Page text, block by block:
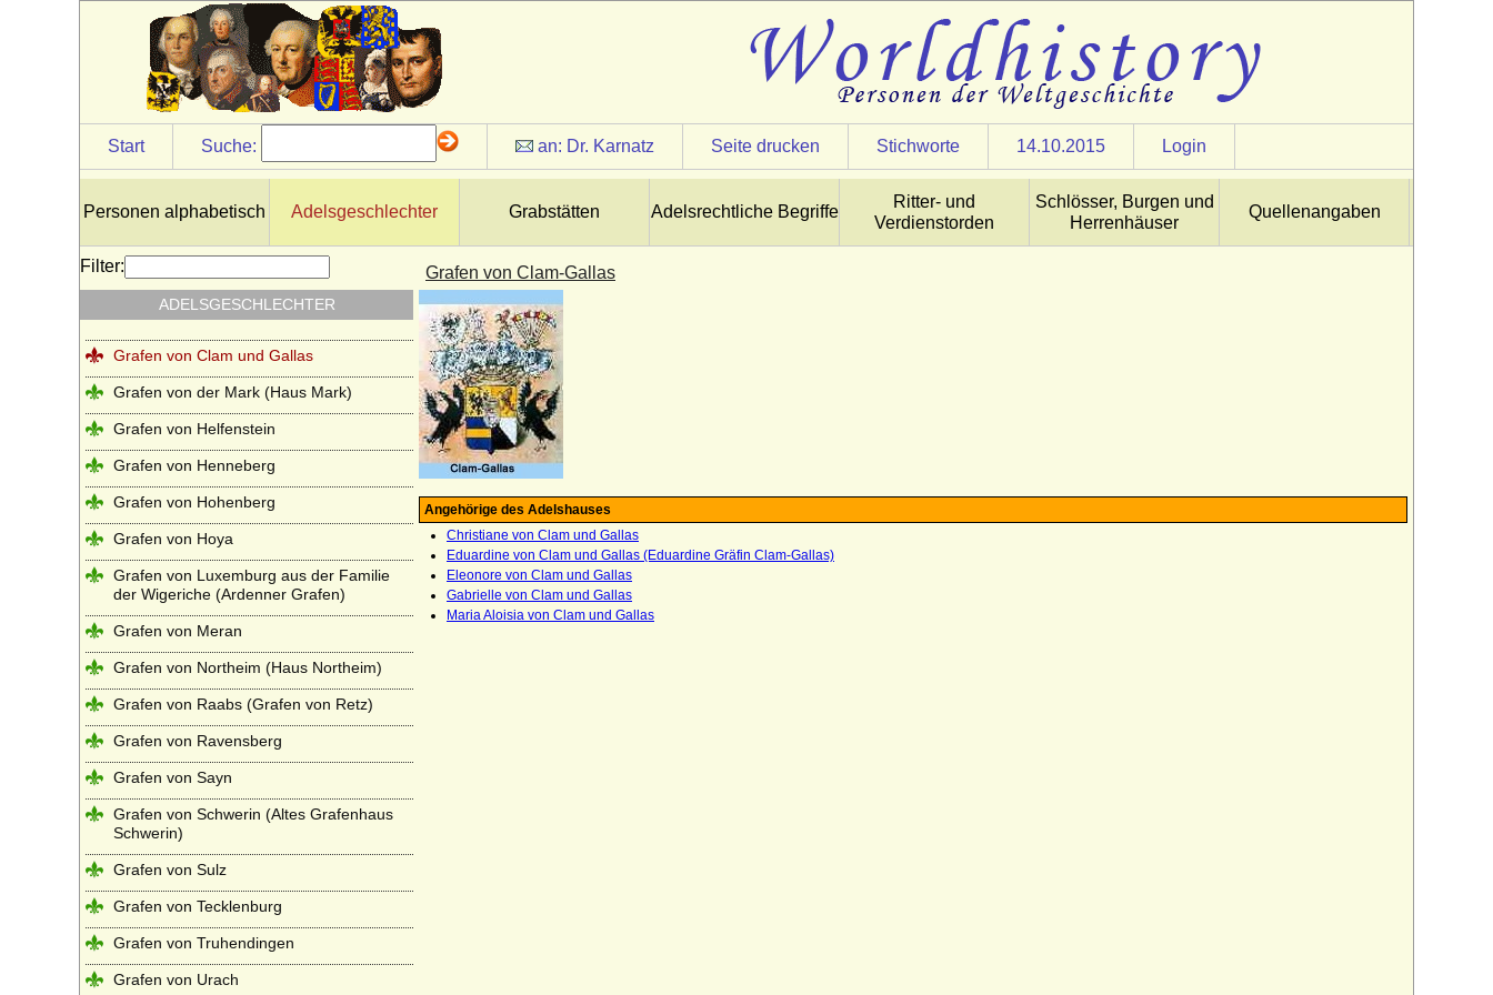
Start Suche: an: Dr. Karnatz Seite drucken Stichworte 14.10.2015 Login
Personen alphabetisch Adelsgeschlechter Grabstätten Adelsrechtliche Begriffe
Ritter- und
Verdienstorden
Schlösser, Burgen und
Herrenhäuser
Quellenangaben
Grafen von Clam-Gallas
Angehörige des Adelshauses
Christiane von Clam und Gallas
Eduardine von Clam und Gallas (Eduardine Gräfin Clam-Gallas)
Eleonore von Clam und Gallas
Gabrielle von Clam und Gallas
Maria Aloisia von Clam und Gallas
Filter:
ADELSGESCHLECHTER
Herren von Goldbeck
Goltz (Herren, Freiherren und Grafen von
der Goltz)
Graevenitz (Grävenitz, von)
Grafen von Abenberg
Grafen von Abensberg (Abensberger)
Grafen von Althann
Grafen von Armagnac (Haus Lomagne)
Grafen von Bentheim
Grafen von Berg
Grafen von Clam und Gallas
Grafen von der Mark (Haus Mark)
Grafen von Helfenstein
Grafen von Henneberg
Grafen von Hohenberg
Grafen von Hoya
Grafen von Luxemburg aus der Familie
der Wigeriche (Ardenner Grafen)
Grafen von Meran
Grafen von Northeim (Haus Northeim)
Grafen von Raabs (Grafen von Retz)
Grafen von Ravensberg
Grafen von Sayn
Grafen von Schwerin (Altes Grafenhaus
Schwerin)
Grafen von Sulz
Grafen von Tecklenburg
Grafen von Truhendingen
Grafen von Urach